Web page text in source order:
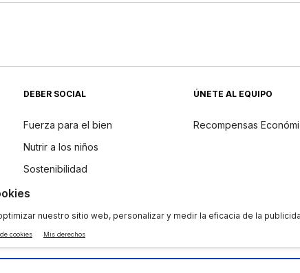
DEBER SOCIAL
Fuerza para el bien
Nutrir a los niños
Sostenibilidad
Filosofía de los ingredientes
ÚNETE AL EQUIPO
Recompensas